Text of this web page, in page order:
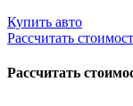
Купить авто
Рассчитать
Рассчитать